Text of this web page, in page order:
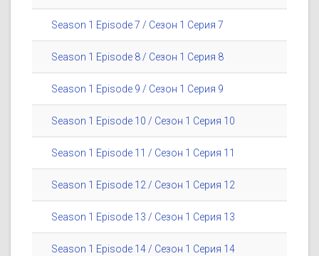
Season 1 Episode 7 / Сезон 1 Серия 7
Season 1 Episode 8 / Сезон 1 Серия 8
Season 1 Episode 9 / Сезон 1 Серия 9
Season 1 Episode 10 / Сезон 1 Серия 10
Season 1 Episode 11 / Сезон 1 Серия 11
Season 1 Episode 12 / Сезон 1 Серия 12
Season 1 Episode 13 / Сезон 1 Серия 13
Season 1 Episode 14 / Сезон 1 Серия 14